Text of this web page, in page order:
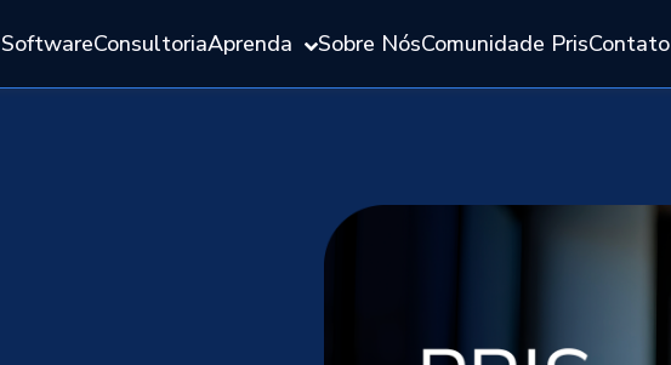
SoftwareConsultoriaAprenda Sobre NósComunidade PrisContato